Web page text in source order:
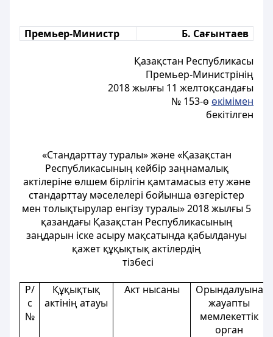
Премьер-Министр Б. Сағынтаев
Қазақстан Республикасы
Премьер-Министрінің
2018 жылғы 11 желтоқсандағы
№ 153-ө өкімімен
бекітілген
«Стандарттау туралы» және «Қазақстан
Республикасының кейбір заңнамалық
актілеріне өлшем бірлігін қамтамасыз ету және
стандарттау мәселелері бойынша өзгерістер
мен толықтырулар енгізу туралы» 2018 жылғы 5
қазандағы Қазақстан Республикасының
заңдарын іске асыру мақсатында қабылдануы
қажет құқықтық актілердің
тізбесі
Р/
с
№
Құқықтық
актінің атауы
Акт нысаны
Орындалуына
жауапты
мемлекеттік
орган